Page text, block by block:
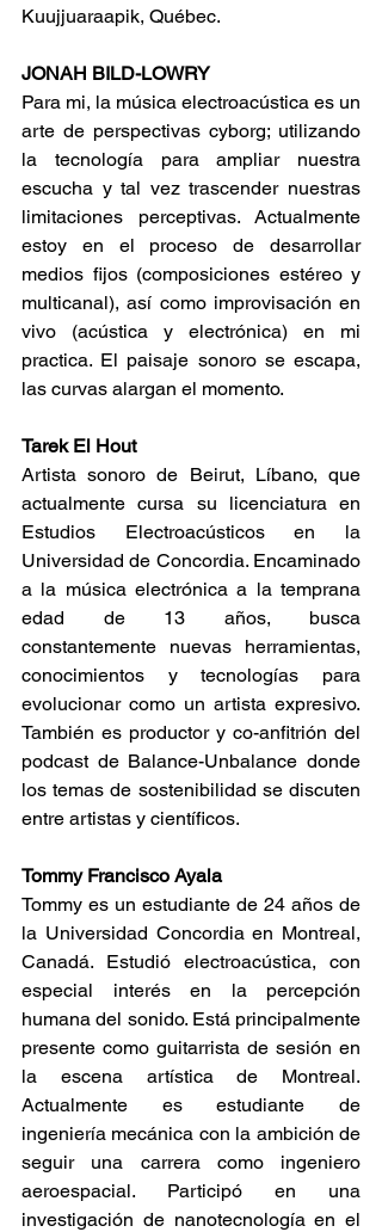
Kuujjuaraapik, Québec.
JONAH BILD-LOWRY
Para mi, la música electroacústica es un
arte de perspectivas cyborg; utilizando
la tecnología para ampliar nuestra
escucha y tal vez trascender nuestras
limitaciones perceptivas. Actualmente
estoy en el proceso de desarrollar
medios fijos (composiciones estéreo y
multicanal), así como improvisación en
vivo (acústica y electrónica) en mi
practica. El paisaje sonoro se escapa,
las curvas alargan el momento.
Tarek El Hout
Artista sonoro de Beirut, Líbano, que
actualmente cursa su licenciatura en
Estudios Electroacústicos en la
Universidad de Concordia. Encaminado
a la música electrónica a la temprana
edad de 13 años, busca
constantemente nuevas herramientas,
conocimientos y tecnologías para
evolucionar como un artista expresivo.
También es productor y co-anfitrión del
podcast de Balance-Unbalance donde
los temas de sostenibilidad se discuten
entre artistas y científicos.
Tommy Francisco Ayala
Tommy es un estudiante de 24 años de
la Universidad Concordia en Montreal,
Canadá. Estudió electroacústica, con
especial interés en la percepción
humana del sonido. Está principalmente
presente como guitarrista de sesión en
la escena artística de Montreal.
Actualmente es estudiante de
ingeniería mecánica con la ambición de
seguir una carrera como ingeniero
aeroespacial. Participó en una
investigación de nanotecnología en el